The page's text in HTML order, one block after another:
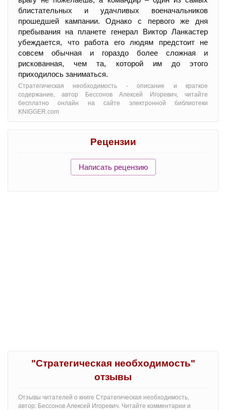
блистательных и удачливых военачальников
прошедшей кампании. Однако с первого же дня
пребывания на планете генерал Виктор Ланкастер
убеждается, что работа его людям предстоит не
совсем обычная и гораздо более сложная и
рискованная, чем та, которой им до этого
приходилось заниматься.
Стратегическая необходимость - oписание и краткое
содержание, автор Бессонов Алексей Игоревич, читайте
бесплатно онлайн на сайте электронной библиотеки
KNIGGER.com
Рецензии
Написать рецензию
"Стратегическая необходимость"
отзывы
Отзывы читателей о книге Стратегическая необходимость,
автор: Бессонов Алексей Игоревич. Читайте комментарии и